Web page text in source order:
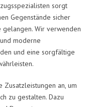
sorgt
Gegenstände sicher
gelangen. Wir verwenden
moderne
und eine sorgfältige
an, um
zu gestalten. Dazu